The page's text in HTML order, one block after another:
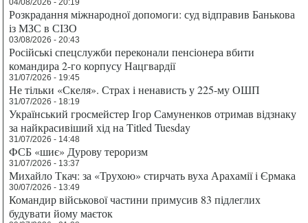
04/08/2026 - 20:19
Розкрадання міжнародної допомоги: суд відправив Банькова
із МЗС в СІЗО
03/08/2026 - 20:43
Російські спецслужби переконали пенсіонера вбити
командира 2-го корпусу Нацгвардії
31/07/2026 - 19:45
Не тільки «Скеля». Страх і ненависть у 225-му ОШП
31/07/2026 - 18:19
Український гросмейстер Ігор Самуненков отримав відзнаку
за найкрасивіший хід на Titled Tuesday
31/07/2026 - 14:48
ФСБ «шиє» Дурову тероризм
31/07/2026 - 13:37
Михайло Ткач: за «Трухою» стирчать вуха Арахамії і Єрмака
30/07/2026 - 13:49
Командир військової частини примусив 83 підлеглих
будувати йому маєток